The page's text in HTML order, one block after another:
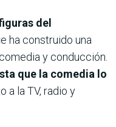
del
ha construido una
y conducción.
que la comedia lo
a la TV, radio y